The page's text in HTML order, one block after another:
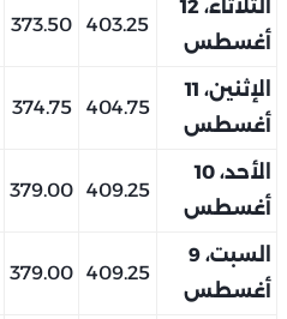
الثلاثاء، 12
أغسطس
403.25
373.50
الإثنين، 11
أغسطس
404.75
374.75
الأحد، 10
أغسطس
409.25
379.00
السبت، 9
أغسطس
409.25
379.00